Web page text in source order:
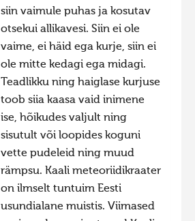
siin vaimule puhas ja kosutav
otsekui allikavesi. Siin ei ole
vaime, ei häid ega kurje, siin ei
ole mitte kedagi ega midagi.
Teadlikku ning haiglase kurjuse
toob siia kaasa vaid inimene
ise, hõikudes valjult ning
sisutult või loopides koguni
vette pudeleid ning muud
rämpsu. Kaali meteoriidikraater
on ilmselt tuntuim Eesti
usundialane muistis. Viimased